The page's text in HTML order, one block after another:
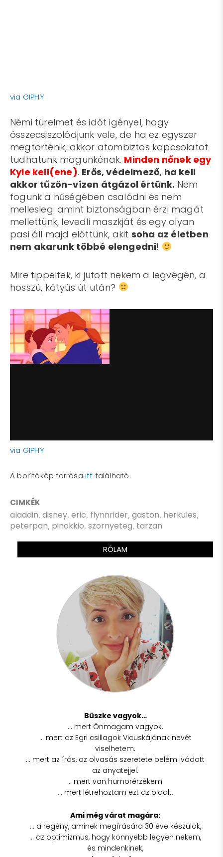
via GIPHY
Némi türelmet és időt igényel, hogy
összecsiszolódjunk vele, de ha ez egyszer
megtörténik, akkor atombiztos kapcsolatot
tudhatunk magunkénak. Minden nőnek egy
Kyle kell(ene). Erős, védelmező, ha kell
akkor tűzön-vízen átgázol értünk. Nem
fogunk a hűségében csalódni és nem
mellesleg: amint biztonságban érzi magát
mellettünk, levedli maszkját és egy olyan
pasi áll majd előttünk, akit soha az életben
nem akarunk többé elengedni!
Mire tippeltek, ki jutott nekem a legvégén, a
hosszú, kátyús út után?
via GIPHY
A borítókép forrása itt található.
CIMKÉK
aladdin, disney, eric, flynnrider, gaston, herkules,
peterpan, pinokkio, szornyeteg, tarzan
RÓLAM
Büszke vagyok…
… mert Önmagam vagyok.
… mert az Egri csillagok Vicuskájának nevét
viselhetem.
… mert az írás, az olvasás szeretete belém ivódott
az anyatejjel.
… mert van humorérzékem.
… mert létrehoztam ezt az oldalt.
Ami még várat magára:
… a regény, aminek megírására 30 éve készülök,
… az optimizmus, hogy könnyebb legyen nekem,
és mindenkinek,